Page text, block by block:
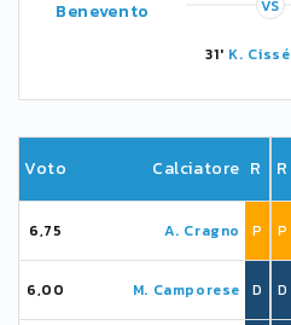
Benevento VS
31' K. Cissé
Voto Calciatore R
6,75 A. Cragno P
6,00 M. Camporese D
R
P
D